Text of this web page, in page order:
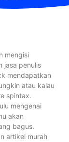
mengisi
jasa penulis
mendapatkan
atau kalau
spintax.
mengenai
akan
bagus.
artikel murah